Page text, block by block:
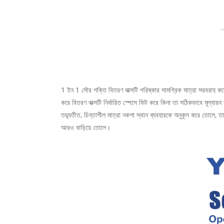
1 ইন 1 সৌর শক্তি বিতরণ বাক্সটি পরিষ্কার সামগ্রিক মাত্রা সরবরাহ
করে বিতরণ বাক্সটি নির্ধারিত স্পেসে ফিট করে কিনা তা সঠিকভাবে
তদ্ব্যতীত, চিন্তাশীল মাত্রা নকশা স্থান ব্যবহারকে অনুকূল করে তোলে,
আরও বাড়িয়ে তোলে।